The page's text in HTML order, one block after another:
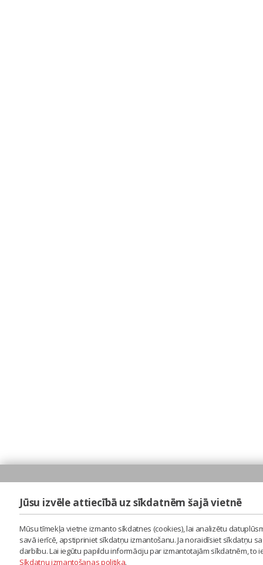
Jūsu izvēle attiecībā uz sīkdatnēm šajā vietnē
Mūsu tīmekļa vietne izmanto sīkdatnes (cookies), lai analizētu
savā ierīcē, apstipriniet sīkdatņu izmantošanu. Ja noraidīsiet sīkdatņu
darbību. Lai iegūtu papildu informāciju par izmantotajām sīkdatnēm,
Sīkdatņu izmantošanas politika.